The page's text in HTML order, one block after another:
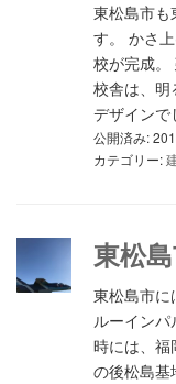
東松島市も
す。 かさ
校が完成。
校舎は、明
デザイン
公開済み:
カテゴリー:
東松
東松島市に
ルーイン
時には、福
の後松島基